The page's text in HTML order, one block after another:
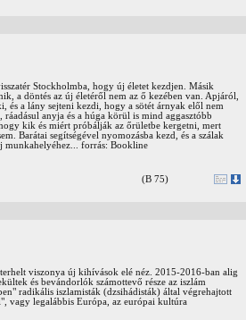
Stockholmba, hogy új életet kezdjen. Másik
a döntés az új életéről nem az ő kezében van. Apjáról,
a lány sejteni kezdi, hogy a sötét árnyak elől nem
anyja és a húga körül is mind aggasztóbb
kik és miért próbálják az őrületbe kergetni, mert
Barátai segítségével nyomozásba kezd, és a szálak
munkahelyéhez... forrás: Bookline
(B 75)
viszonya új kihívások elé néz. 2015-2016-ban alig
és bevándorlók számottevő része az iszlám
radikális iszlamisták (dzsihádisták) által végrehajtott
vagy legalábbis Európa, az európai kultúra